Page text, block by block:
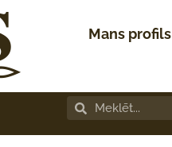
Mans profils